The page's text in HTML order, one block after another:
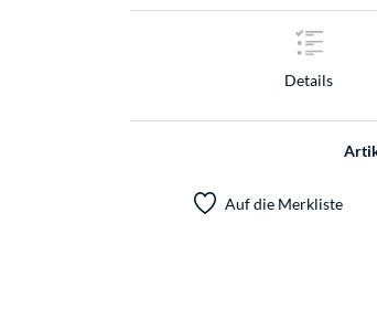
Details
Auf die Merkliste